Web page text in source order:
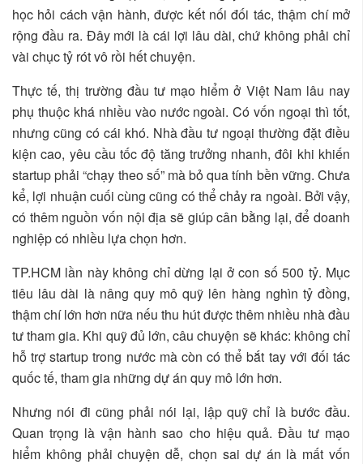
học hỏi cách vận hành, được kết nối đối tác, thậm chí mở
rộng đầu ra. Đây mới là cái lợi lâu dài, chứ không phải chỉ
vài chục tỷ rót vô rồi hết chuyện.
Thực tế, thị trường đầu tư mạo hiểm ở Việt Nam lâu nay
phụ thuộc khá nhiều vào nước ngoài. Có vốn ngoại thì tốt,
nhưng cũng có cái khó. Nhà đầu tư ngoại thường đặt điều
kiện cao, yêu cầu tốc độ tăng trưởng nhanh, đôi khi khiến
startup phải “chạy theo số” mà bỏ qua tính bền vững. Chưa
kể, lợi nhuận cuối cùng cũng có thể chảy ra ngoài. Bởi vậy,
có thêm nguồn vốn nội địa sẽ giúp cân bằng lại, để doanh
nghiệp có nhiều lựa chọn hơn.
TP.HCM lần này không chỉ dừng lại ở con số 500 tỷ. Mục
tiêu lâu dài là nâng quy mô quỹ lên hàng nghìn tỷ đồng,
thậm chí lớn hơn nữa nếu thu hút được thêm nhiều nhà đầu
tư tham gia. Khi quỹ đủ lớn, câu chuyện sẽ khác: không chỉ
hỗ trợ startup trong nước mà còn có thể bắt tay với đối tác
quốc tế, tham gia những dự án quy mô lớn hơn.
Nhưng nói đi cũng phải nói lại, lập quỹ chỉ là bước đầu.
Quan trọng là vận hành sao cho hiệu quả. Đầu tư mạo
hiểm không phải chuyện dễ, chọn sai dự án là mất vốn